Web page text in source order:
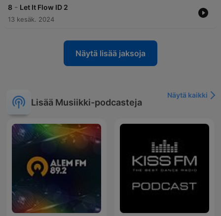
8 - Let It Flow ID 2
13 kesäk. 2024
Näytä lisää jaksoja
Lisää Musiikki-podcasteja
Näytä kaikki